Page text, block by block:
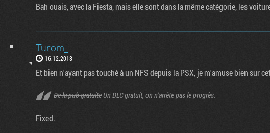
Bah ouais, avec la Fiesta, mais elle sont dans la même catégorie, les
Turom_
16.12.2013
Et bien n'ayant pas touché à un NFS depuis la PSX, je m'amuse bien sur
De la pub gratuiteUn DLC gratuit, on n'arrête pas le progrès.
Fixed.